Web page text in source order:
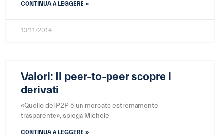
CONTINUA A LEGGERE »
13/11/2014
Valori: Il peer-to-peer scopre i
derivati
«Quello del P2P è un mercato estremamente
trasparente», spiega Michele
CONTINUA A LEGGERE »